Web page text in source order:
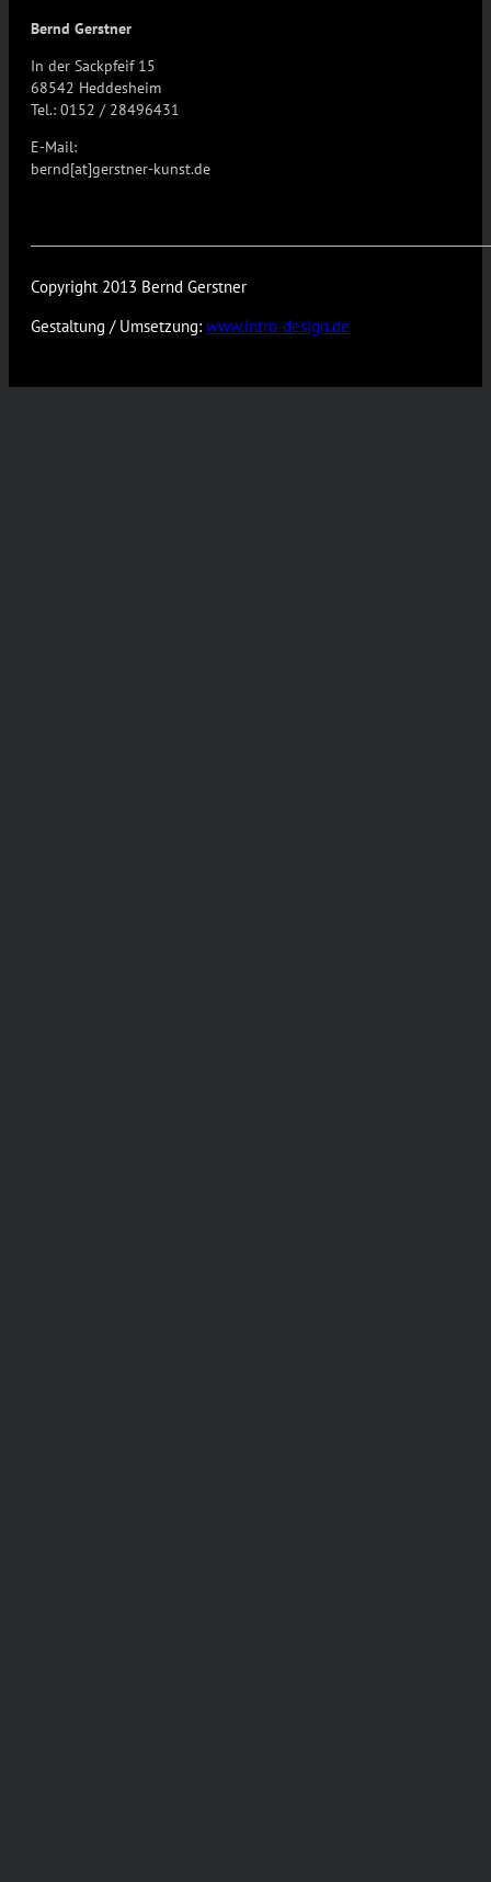
Bernd Gerstner
In der Sackpfeif 15
68542 Heddesheim
Tel.: 0152 / 28496431
E-Mail:
bernd[at]gerstner-kunst.de
Copyright 2013 Bernd Gerstner
Gestaltung / Umsetzung: www.intro-design.de